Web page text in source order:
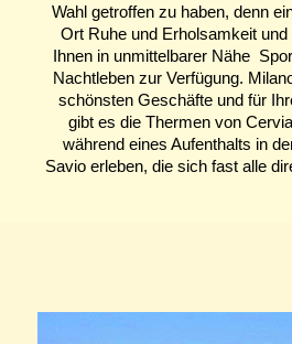
Wahl getroffen zu haben, denn
Ort Ruhe und Erholsamkeit
Ihnen in unmittelbarer Nähe
Nachtleben zur Verfügung.
schönsten Geschäfte und für
gibt es die Thermen von
während eines Aufenthalts in
Savio erleben, die sich fast alle